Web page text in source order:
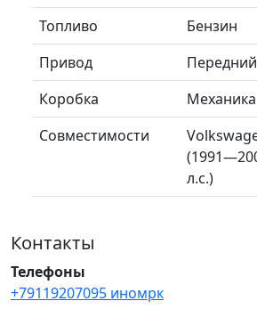
Топливо
Бензин
Привод
Передний
Коробка
Механика
Совместимости
л.с.)
Контакты
Телефоны
+79119207095 иномрк